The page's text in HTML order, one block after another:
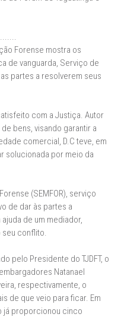
Forense mostra os
de vanguarda, Serviço de
partes a resolverem seus
com a Justiça. Autor
bens, visando garantir a
comercial, D.C teve, em
solucionada por meio da
(SEMFOR), serviço
de dar às partes a
de um mediador,
seu conflito.
pelo Presidente do TJDFT, o
Natanael
respectivamente, o
de que veio para ficar. Em
já proporcionou cinco